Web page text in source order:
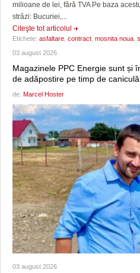
milioane de lei, fără TVA Pe baza
străzi: Bucuriei,...
Citeşte tot articolul
Etichete: asfaltare contract mosnita noua
03 august 2026
Magazinele PPC Energie sunt și
de adăpostire pe timp de caniculă
de: Marcel Hoster
03 august 2026